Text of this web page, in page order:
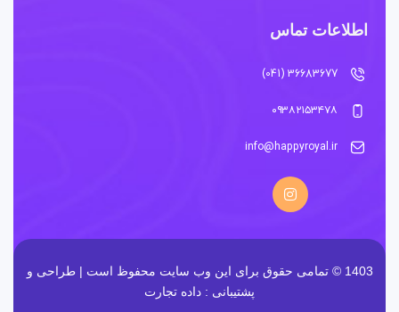
اطلاعات تماس
36683677 (041)
۰۹۳۸۲۱۵۳۴۷۸
info@happyroyal.ir
1403 © تمامی حقوق برای این وب سایت محفوظ است | طراحی و
پشتیبانی : داده تجارت